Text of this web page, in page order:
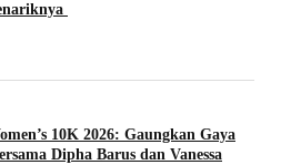
10K 2026: Gaungkan Gaya
Dipha Barus dan Vanessa